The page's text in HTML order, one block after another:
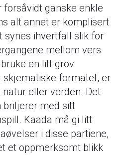
ganske enkle
alt annet er komplisert
synes ihvertfall slik for
mellom vers
en litt grov
skjematiske formatet, er
eller verden. Det
briljerer med sitt
Kaada må gi litt
i disse partiene,
et oppmerksomt blikk